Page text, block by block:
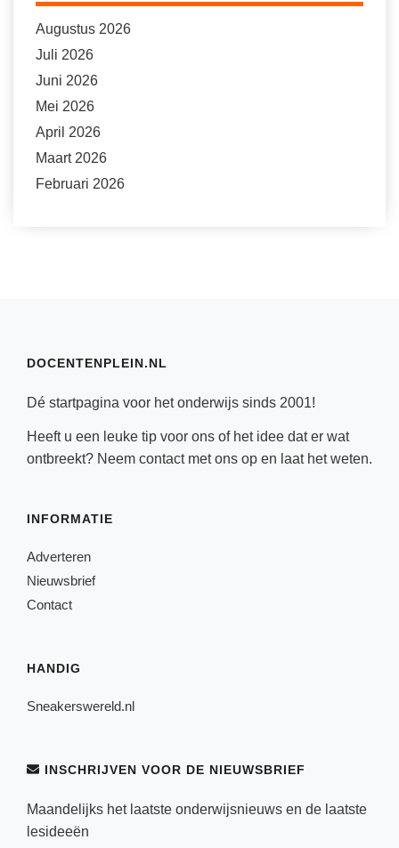
Augustus 2026
Juli 2026
Juni 2026
Mei 2026
April 2026
Maart 2026
Februari 2026
DOCENTENPLEIN.NL
Dé startpagina voor het onderwijs sinds 2001!
Heeft u een leuke tip voor ons of het idee dat er wat
ontbreekt? Neem contactmet ons op en laat het weten.
INFORMATIE
Adverteren
Nieuwsbrief
Contact
HANDIG
Sneakerswereld.nl
INSCHRIJVEN VOOR DE NIEUWSBRIEF
Maandelijks het laatste onderwijsnieuws en de laatste
lesideeën